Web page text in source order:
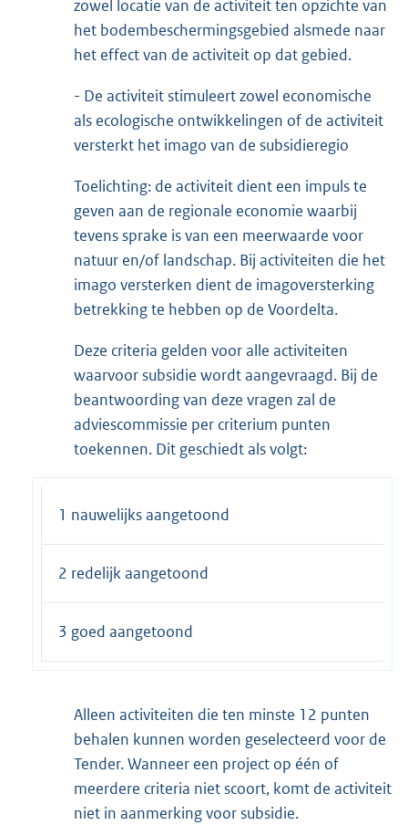
zowel locatie van de activiteit ten opzichte van
het bodembeschermingsgebied alsmede naar
het effect van de activiteit op dat gebied.
- De activiteit stimuleert zowel economische
als ecologische ontwikkelingen of de activiteit
versterkt het imago van de subsidieregio
Toelichting: de activiteit dient een impuls te
geven aan de regionale economie waarbij
tevens sprake is van een meerwaarde voor
natuur en/of landschap. Bij activiteiten die het
imago versterken dient de imagoversterking
betrekking te hebben op de Voordelta.
Deze criteria gelden voor alle activiteiten
waarvoor subsidie wordt aangevraagd. Bij de
beantwoording van deze vragen zal de
adviescommissie per criterium punten
toekennen. Dit geschiedt als volgt:
1 nauwelijks aangetoond
2 redelijk aangetoond
3 goed aangetoond
Alleen activiteiten die ten minste 12 punten
behalen kunnen worden geselecteerd voor de
Tender. Wanneer een project op één of
meerdere criteria niet scoort, komt de activiteit
niet in aanmerking voor subsidie.